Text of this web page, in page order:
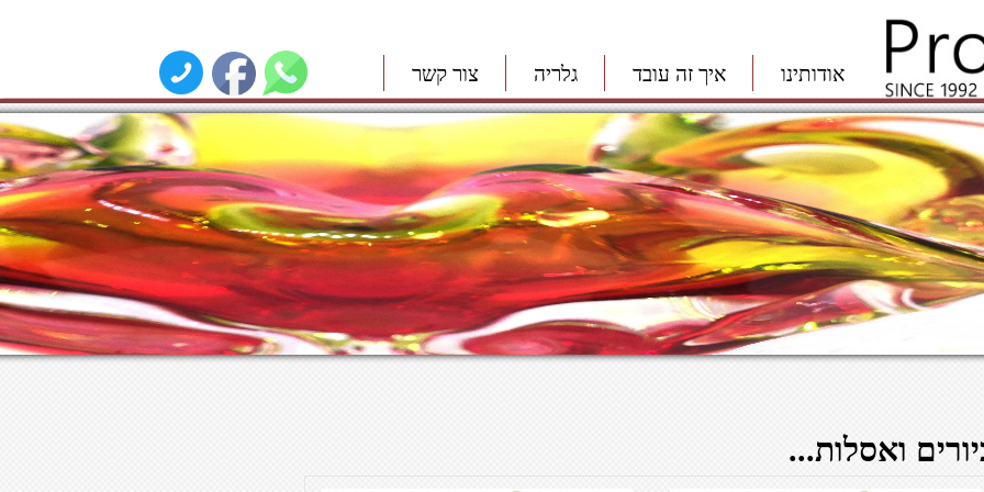
ואסלות...
אודותינו איך זה עובד גלריה צור קשר